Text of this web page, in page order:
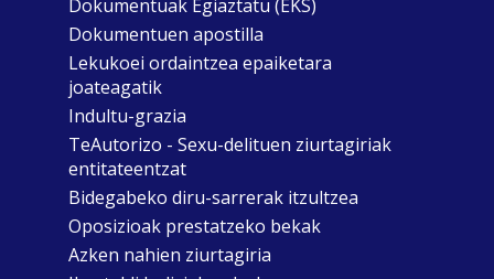
Dokumentuak Egiaztatu (EKS)
Dokumentuen apostilla
Lekukoei ordaintzea epaiketara
joateagatik
Indultu-grazia
TeAutorizo - Sexu-delituen ziurtagiriak
entitateentzat
Bidegabeko diru-sarrerak itzultzea
Oposizioak prestatzeko bekak
Azken nahien ziurtagiria